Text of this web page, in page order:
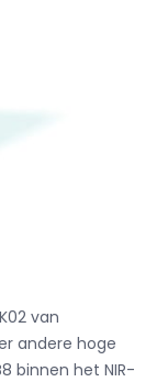
van
andere hoge
binnen het NIR-